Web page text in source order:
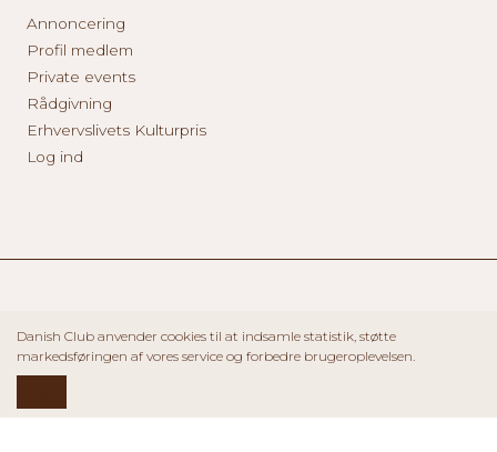
Annoncering
Profil medlem
Private events
Rådgivning
Erhvervslivets Kulturpris
Log ind
Danish Club anvender cookies til at indsamle statistik, støtte
markedsføringen af vores service og forbedre brugeroplevelsen.